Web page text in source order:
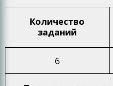
Количество
заданий
6